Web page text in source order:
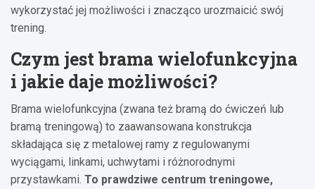
wykorzystać jej możliwości i znacząco urozmaicić swój
trening.
Czym jest brama wielofunkcyjna
i jakie daje możliwości?
Brama wielofunkcyjna (zwana też bramą do ćwiczeń lub
bramą treningową) to zaawansowana konstrukcja
składająca się z metalowej ramy z regulowanymi
wyciągami, linkami, uchwytami i różnorodnymi
przystawkami. To prawdziwe centrum treningowe,